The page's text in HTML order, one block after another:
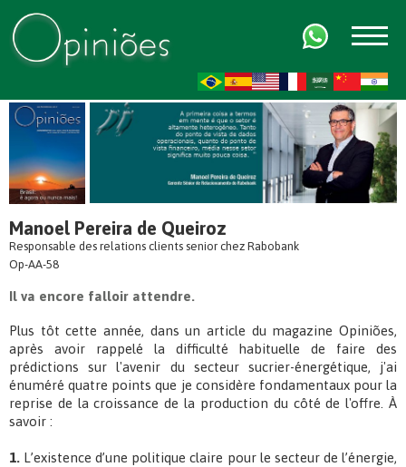
Manoel Pereira de Queiroz
Responsable des relations clients senior chez Rabobank
Op-AA-58
Il va encore falloir attendre.
Plus tôt cette année, dans un article du magazine Opiniões,
après avoir rappelé la difficulté habituelle de faire des
prédictions sur l'avenir du secteur sucrier-énergétique, j'ai
énuméré quatre points que je considère fondamentaux pour la
reprise de la croissance de la production du côté de l'offre. À
savoir :
1. L’existence d’une politique claire pour le secteur de l’énergie,